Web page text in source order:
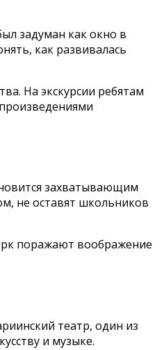
задуман как окно в
как развивалась
На экскурсии ребятам
захватывающим
не оставят школьников
поражают воображение
театр, один из
и музыке.